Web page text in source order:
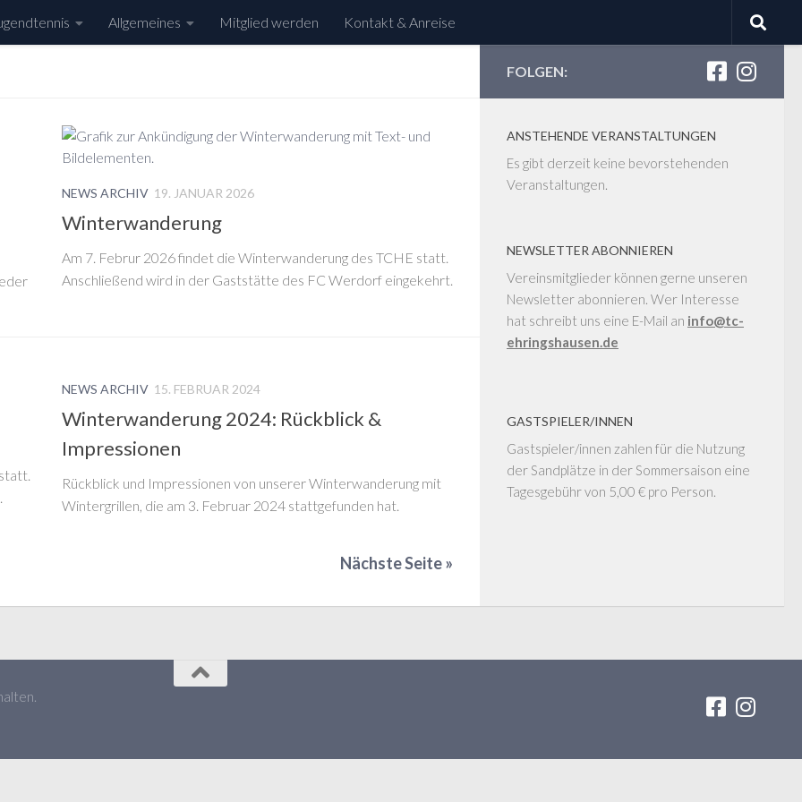
Allgemeines Mitglied werden Kontakt & Anreise
NEWS ARCHIV 19. JANUAR 2026
Winterwanderung
Am 7. Februr 2026 findet die Winterwanderung des TCHE statt.
Anschließend wird in der Gaststätte des FC Werdorf eingekehrt.
NEWS ARCHIV 15. FEBRUAR 2024
Winterwanderung 2024: Rückblick &
Impressionen
Rückblick und Impressionen von unserer Winterwanderung mit
Wintergrillen, die am 3. Februar 2024 stattgefunden hat.
Nächste Seite »
FOLGEN:
ANSTEHENDE VERANSTALTUNGEN
Es gibt derzeit keine bevorstehenden
Veranstaltungen.
NEWSLETTER ABONNIEREN
Vereinsmitglieder können gerne unseren
Newsletter abonnieren. Wer Interesse
hat schreibt uns eine E-Mail an info@tc-
ehringshausen.de
GASTSPIELER/INNEN
Gastspieler/innen zahlen für die Nutzung
der Sandplätze in der Sommersaison eine
Tagesgebühr von 5,00 € pro Person.